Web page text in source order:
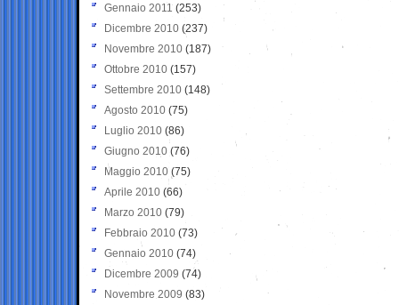
Gennaio 2011 (253)
Dicembre 2010 (237)
Novembre 2010 (187)
Ottobre 2010 (157)
Settembre 2010 (148)
Agosto 2010 (75)
Luglio 2010 (86)
Giugno 2010 (76)
Maggio 2010 (75)
Aprile 2010 (66)
Marzo 2010 (79)
Febbraio 2010 (73)
Gennaio 2010 (74)
Dicembre 2009 (74)
Novembre 2009 (83)